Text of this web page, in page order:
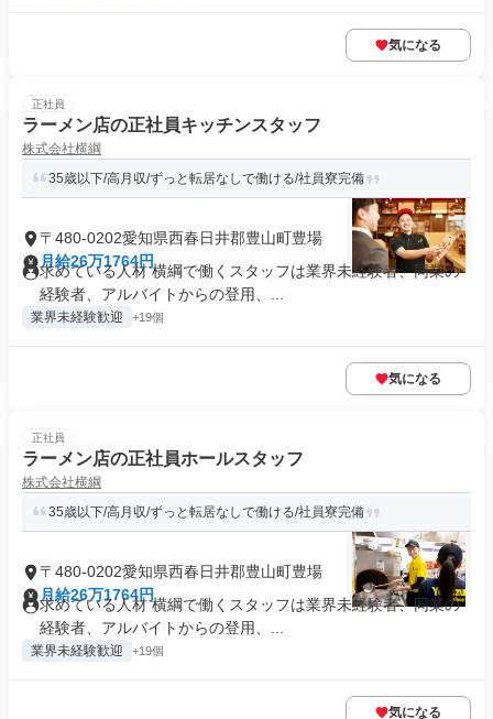
気になる
正社員
ラーメン店の正社員キッチンスタッフ
株式会社横綱
35歳以下/高月収/ずっと転居なしで働ける/社員寮完備
〒480-0202愛知県西春日井郡豊山町豊場
月給26万1764円
求めている人材 横綱で働くスタッフは業界未経験者、同業の
経験者、アルバイトからの登用、...
業界未経験歓迎 +19個
気になる
正社員
ラーメン店の正社員ホールスタッフ
株式会社横綱
35歳以下/高月収/ずっと転居なしで働ける/社員寮完備
〒480-0202愛知県西春日井郡豊山町豊場
月給26万1764円
求めている人材 横綱で働くスタッフは業界未経験者、同業の
経験者、アルバイトからの登用、...
業界未経験歓迎 +19個
気になる